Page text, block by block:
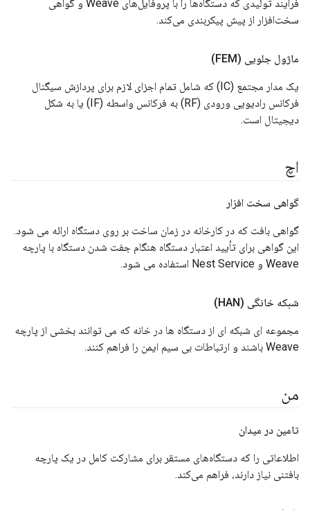
فرآیند تولیدی که دستگاه‌ها را با پروفایل‌های Weave و گواهی
سخت‌افزار از پیش پیکربندی می‌کند.
ماژول جلویی (FEM)
یک مدار مجتمع (IC) که شامل تمام اجزای لازم برای پردازش سیگنال
فرکانس رادیویی ورودی (RF) به فرکانس واسطه (IF) یا به شکل
دیجیتال است.
اچ
گواهی سخت افزار
گواهی بافت که در کارخانه در زمان ساخت بر روی دستگاه ارائه می شود.
این گواهی برای تأیید اعتبار دستگاه هنگام جفت شدن دستگاه با پارچه
Weave و Nest Service استفاده می شود.
شبکه خانگی (HAN)
مجموعه ای شبکه ای از دستگاه ها در خانه که می توانند بخشی از پارچه
Weave باشند و ارتباطات بی سیم ایمن را فراهم کنند.
من
تامین در میدان
اطلاعاتی را که دستگاه‌های مستقر برای مشارکت کامل در یک پارچه
بافتنی نیاز دارند، فراهم می‌کند.